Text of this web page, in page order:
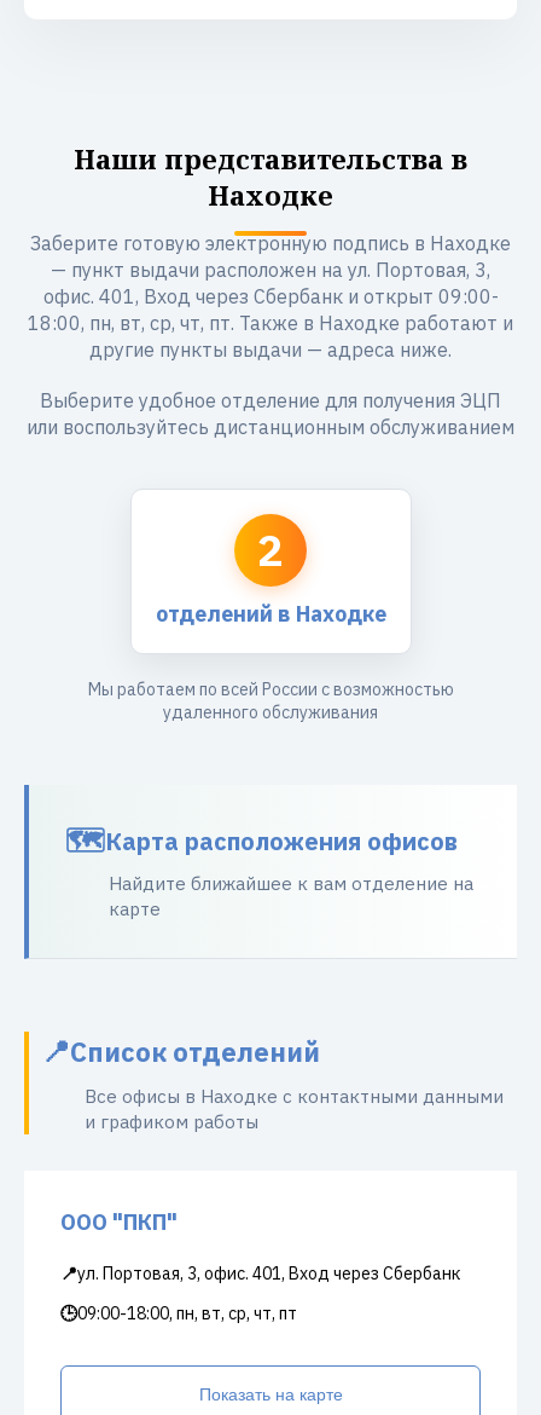
Наши представительства в
Находке
Заберите готовую электронную подпись в Находке
— пункт выдачи расположен на ул. Портовая, 3,
офис. 401, Вход через Сбербанк и открыт 09:00-
18:00, пн, вт, ср, чт, пт. Также в Находке работают и
другие пункты выдачи — адреса ниже.
Выберите удобное отделение для получения ЭЦП
или воспользуйтесь дистанционным обслуживанием
2
отделений в Находке
Мы работаем по всей России с возможностью
удаленного обслуживания
Карта расположения офисов
Найдите ближайшее к вам отделение на
карте
Список отделений
Все офисы в Находке с контактными данными
и графиком работы
ООО "ПКП"
📍ул. Портовая, 3, офис. 401, Вход через Сбербанк
🕒09:00-18:00, пн, вт, ср, чт, пт
Показать на карте